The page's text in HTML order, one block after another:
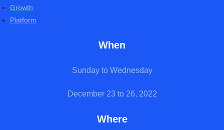
Growth
Platform
When
Sunday to Wednesday
December 23 to 26, 2022
Where